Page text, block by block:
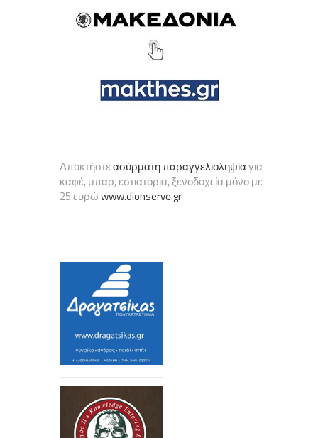
Αποκτήστεασύρματη παραγγελιοληψίαγια
καφέ, μπαρ, εστιατόρια, ξενοδοχεία μόνο με
25 ευρώwww.dionserve.gr